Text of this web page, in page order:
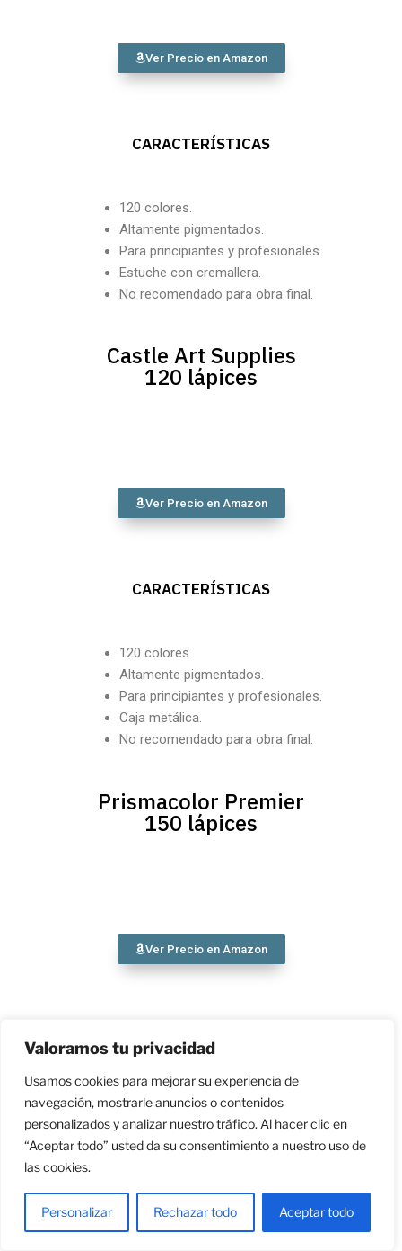
Valoramos tu privacidad
Usamos cookies para mejorar su experiencia de
navegación, mostrarle anuncios o contenidos
personalizados y analizar nuestro tráfico. Al hacer clic en
“Aceptar todo” usted da su consentimiento a nuestro uso de
las cookies.
Personalizar Rechazar todo Aceptar todo
Ver Precio en Amazon
CARACTERÍSTICAS
120 colores.
Altamente pigmentados.
Para principiantes y profesionales.
Estuche con cremallera.
No recomendado para obra final.
Castle Art Supplies
120 lápices
Ver Precio en Amazon
CARACTERÍSTICAS
120 colores.
Altamente pigmentados.
Para principiantes y profesionales.
Caja metálica.
No recomendado para obra final.
Prismacolor Premier
150 lápices
Ver Precio en Amazon
150 colores.
Pigmentos ricos y saturados, de alta
calidad.
Para principiantes y profesionales.
Caja de cartón.